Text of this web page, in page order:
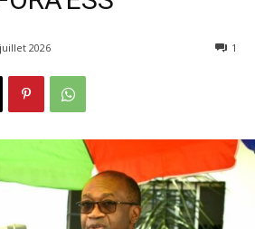
2026 1